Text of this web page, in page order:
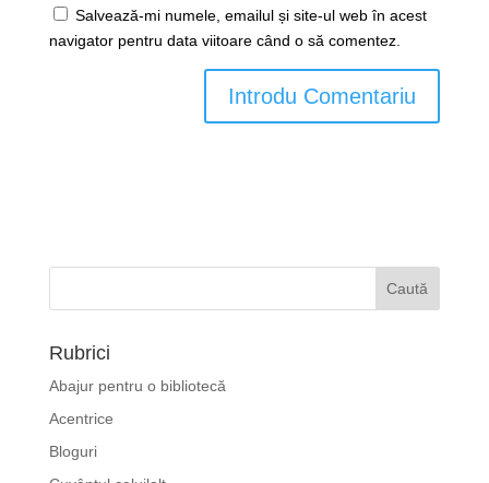
Salvează-mi numele, emailul și site-ul web în acest
navigator pentru data viitoare când o să comentez.
Rubrici
Abajur pentru o bibliotecă
Acentrice
Bloguri